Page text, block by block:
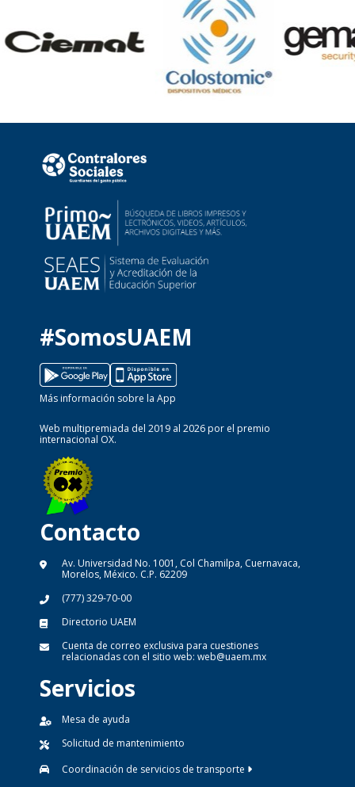
#SomosUAEM
Más información sobre la App
Web multipremiada del 2019 al 2026 por el premio
internacional OX.
Contacto
Av. Universidad No. 1001, Col Chamilpa, Cuernavaca,
Morelos, México. C.P. 62209
(777) 329-70-00
Directorio UAEM
Cuenta de correo exclusiva para cuestiones
relacionadas con el sitio web: web@uaem.mx
Servicios
Mesa de ayuda
Solicitud de mantenimiento
Coordinación de servicios de transporte